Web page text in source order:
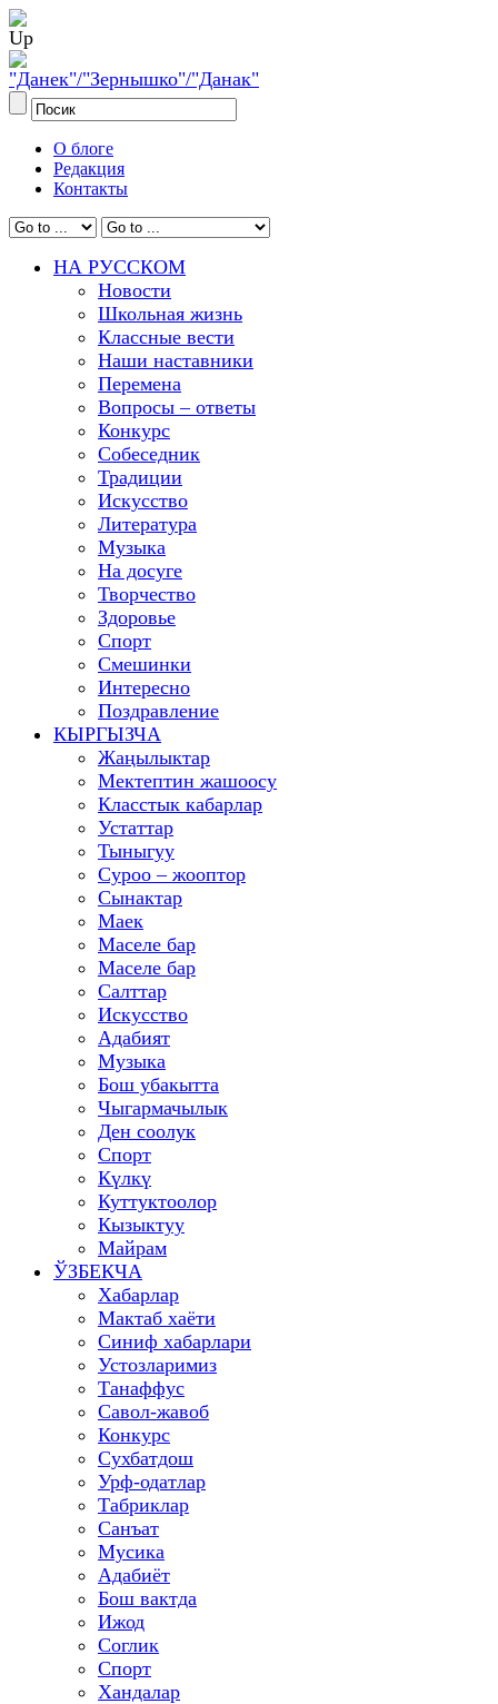
О блоге
Редакция
Контакты
НА РУССКОМ
Новости
Школьная жизнь
Классные вести
Наши наставники
Перемена
Вопросы – ответы
Конкурс
Собеседник
Традиции
Искусство
Литература
Музыка
На досуге
Творчество
Здоровье
Спорт
Смешинки
Интересно
Поздравление
КЫРГЫЗЧА
Жаңылыктар
Мектептин жашоосу
Класстык кабарлар
Устаттар
Тыныгуу
Суроо – жооптор
Сынактар
Маек
Маселе бар
Маселе бар
Салттар
Искусство
Адабият
Музыка
Бош убакытта
Чыгармачылык
Ден соолук
Спорт
Күлкү
Куттуктоолор
Кызыктуу
Майрам
ЎЗБЕКЧА
Хабарлар
Мактаб хаёти
Синиф хабарлари
Устозларимиз
Танаффус
Савол-жавоб
Конкурс
Сухбатдош
Урф-одатлар
Табриклар
Санъат
Мусика
Адабиёт
Бош вактда
Ижод
Соглик
Спорт
Хандалар